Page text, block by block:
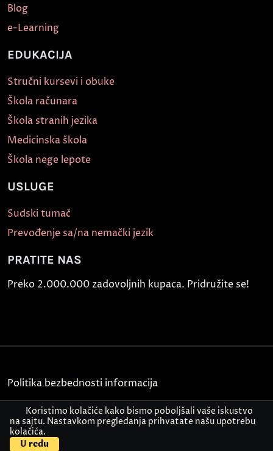
Blog
e-Learning
EDUKACIJA
Stručni kursevi i obuke
Škola računara
Škola stranih jezika
Medicinska škola
Škola nege lepote
USLUGE
Sudski tumač
Prevođenje sa/na nemački jezik
PRATITE NAS
Preko 2.000.000 zadovoljnih kupaca. Pridružite se!
Politika bezbednosti informacija
Kontakt
© Akademija Oxford 2026.
Koristimo kolačiće kako bismo poboljšali vaše iskustvo
na sajtu. Nastavkom pregledanja prihvatate našu upotrebu
kolačića.
U redu